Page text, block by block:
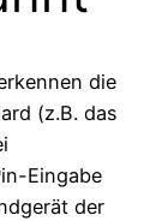
die
(z.B. das
Eingabe
der